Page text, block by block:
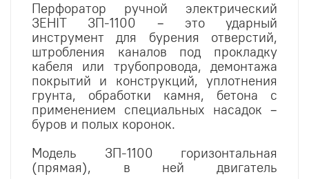
Перфоратор ручной электрический
ЗЕНІТ ЗП-1100 – это ударный
инструмент для бурения отверстий,
штробления каналов под прокладку
кабеля или трубопровода, демонтажа
покрытий и конструкций, уплотнения
грунта, обработки камня, бетона с
применением специальных насадок –
буров и полых коронок.
Модель ЗП-1100 горизонтальная
(прямая), в ней двигатель